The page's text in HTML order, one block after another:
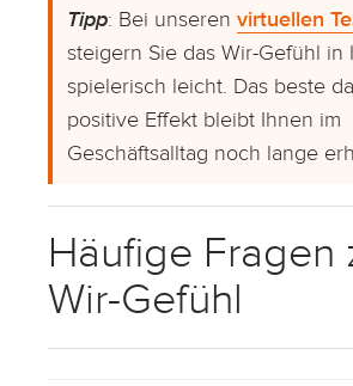
Tipp: Bei unseren virtuellen
steigern Sie das Wir-Gefühl in
spielerisch leicht. Das beste
positive Effekt bleibt Ihnen im
Geschäftsalltag noch lange
Häufige Fragen
Wir-Gefühl